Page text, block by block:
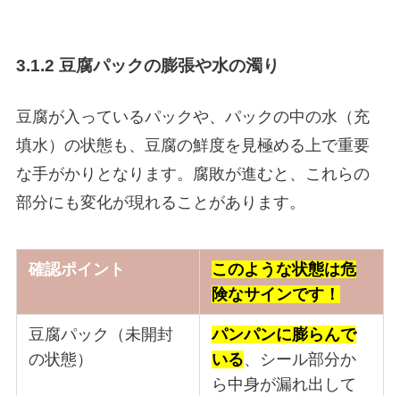
3.1.2 豆腐パックの膨張や水の濁り
豆腐が入っているパックや、パックの中の水（充
填水）の状態も、豆腐の鮮度を見極める上で重要
な手がかりとなります。腐敗が進むと、これらの
部分にも変化が現れることがあります。
確認ポイント
このような状態は危
険なサインです！
豆腐パック（未開封
の状態）
パンパンに膨らんで
いる、シール部分か
ら中身が漏れ出して